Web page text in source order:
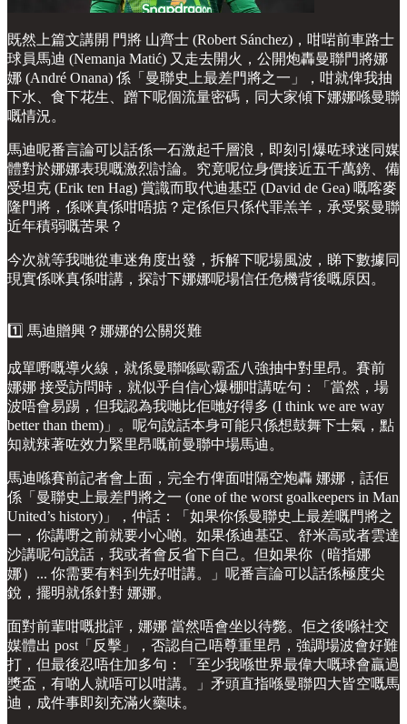
既然上篇文講開 門將 山齊士 (Robert Sánchez)，咁啱前車路士
球員馬迪 (Nemanja Matić) 又走去開火，公開炮轟曼聯門將娜
娜 (André Onana) 係「曼聯史上最差門將之一」，咁就俾我抽
下水、食下花生、蹭下呢個流量密碼，同大家傾下娜娜喺曼聯
嘅情況。
馬迪呢番言論可以話係一石激起千層浪，即刻引爆咗球迷同媒
體對於娜娜表現嘅激烈討論。究竟呢位身價接近五千萬鎊、備
受坦克 (Erik ten Hag) 賞識而取代迪基亞 (David de Gea) 嘅喀麥
隆門將，係咪真係咁唔掂？定係佢只係代罪羔羊，承受緊曼聯
近年積弱嘅苦果？
今次就等我哋從車迷角度出發，拆解下呢場風波，睇下數據同
現實係咪真係咁講，探討下娜娜呢場信任危機背後嘅原因。
1️⃣ 馬迪贈興？娜娜的公關災難
成單嘢嘅導火線，就係曼聯喺歐霸盃八強抽中對里昂。賽前
娜娜 接受訪問時，就似乎自信心爆棚咁講咗句：「當然，場
波唔會易踢，但我認為我哋比佢哋好得多 (I think we are way
better than them)」。呢句說話本身可能只係想鼓舞下士氣，點
知就辣著咗效力緊里昂嘅前曼聯中場馬迪。
馬迪喺賽前記者會上面，完全冇俾面咁隔空炮轟 娜娜，話佢
係「曼聯史上最差門將之一 (one of the worst goalkeepers in Man
United’s history)」，仲話：「如果你係曼聯史上最差嘅門將之
一，你講嘢之前就要小心啲。如果係迪基亞、舒米高或者雲達
沙講呢句說話，我或者會反省下自己。但如果你（暗指娜
娜）... 你需要有料到先好咁講。」呢番言論可以話係極度尖
銳，擺明就係針對 娜娜。
面對前輩咁嘅批評，娜娜 當然唔會坐以待斃。佢之後喺社交
媒體出 post「反擊」，否認自己唔尊重里昂，強調場波會好難
打，但最後忍唔住加多句：「至少我喺世界最偉大嘅球會贏過
獎盃，有啲人就唔可以咁講。」矛頭直指喺曼聯四大皆空嘅馬
迪，成件事即刻充滿火藥味。